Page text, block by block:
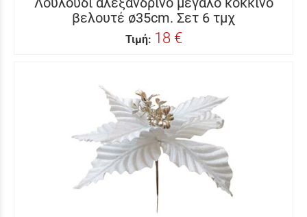
βελουτέ ø35cm. Σετ 6 τμχ
Τιμή: 18 €